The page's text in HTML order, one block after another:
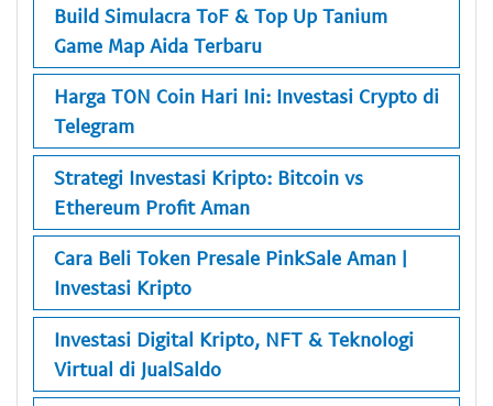
Build Simulacra ToF & Top Up Tanium
Game Map Aida Terbaru
Harga TON Coin Hari Ini: Investasi Crypto di
Telegram
Strategi Investasi Kripto: Bitcoin vs
Ethereum Profit Aman
Cara Beli Token Presale PinkSale Aman |
Investasi Kripto
Investasi Digital Kripto, NFT & Teknologi
Virtual di JualSaldo